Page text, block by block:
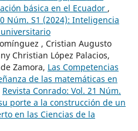
básica en el Ecuador ,
Núm. S1 (2024): Inteligencia
, Cristian Augusto
Christian López Palacios,
Zamora, Las Competencias
de las matemáticas en
Revista Conrado: Vol. 21 Núm.
porte a la construcción de un
en las Ciencias de la